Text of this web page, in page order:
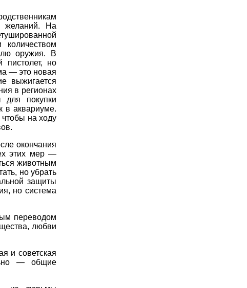
желаний. На
оружия. В
пистолет, но
— это новая
выжигается
в регионах
покупки
в аквариуме.
на ходу
окончания
этих мер —
животным
но убрать
защиты
но система
переводом
любви
и советская
— общие